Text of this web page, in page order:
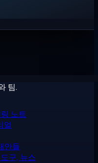
팀.
노트
얼
안들
구, 뉴스